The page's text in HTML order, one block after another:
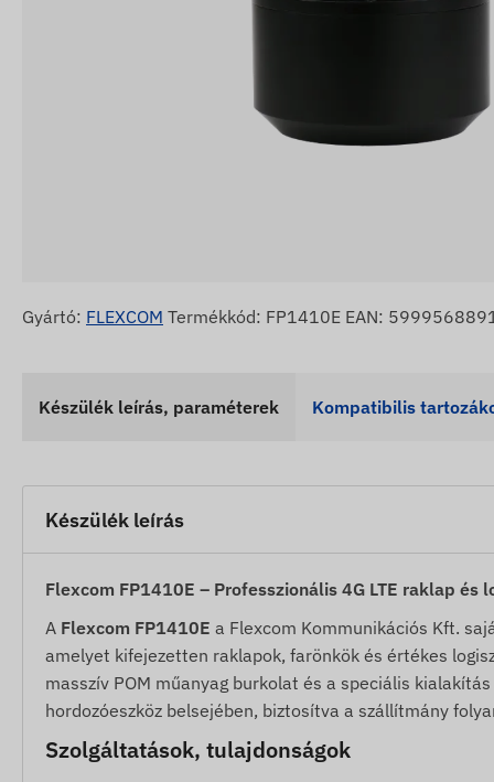
Gyártó: FLEXCOM Termékkód: FP1410E EAN:
Készülék leírás, paraméterek Kompatibilis
Készülék leírás
Flexcom FP1410E – Professzionális 4G LTE raklap
A Flexcom FP1410E a Flexcom Kommunikációs Kft.
amelyet kifejezetten raklapok, farönkök és értékes
masszív POM műanyag burkolat és a speciális
hordozóeszköz belsejében, biztosítva a szállítmány
Szolgáltatások, tulajdonságok